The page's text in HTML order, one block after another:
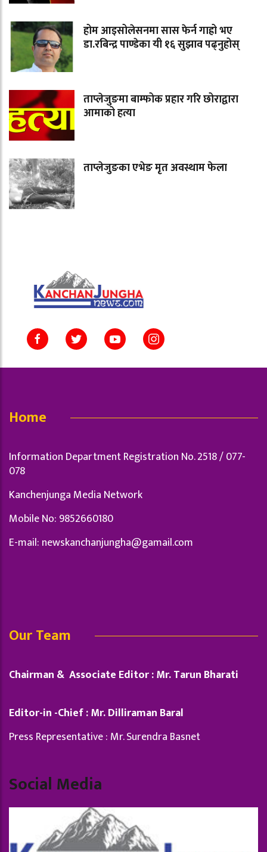
होम आइसोलेसनमा सास फेर्न गाह्रो भए
डा.रबिन्द्र पाण्डेका यी १६ सुझाव पढ्नुहोस्
ताप्लेजुङमा बाम्फोक प्रहार गरि छोराद्वारा
आमाको हत्या
ताप्लेजुङका एभेङ मृत अवस्थाम फेला
Home
Information Department Registration No. 2518 / 077-
078
Kanchenjunga Media Network
Mobile No: 9852660180
E-mail: newskanchanjungha@gamail.com
Our Team
Chairman & Associate Editor : Mr. Tarun Bharati
Editor-in -Chief : Mr. Dilliraman Baral
Press Representative : Mr. Surendra Basnet
Social Media